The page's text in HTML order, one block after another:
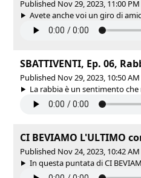
Published Nov 29, 2023, 11:00 PM
Avete anche voi un giro di
SBATTIVENTI, Ep. 06,
Published Nov 29, 2023, 10:50 AM
La rabbia è un sentimento che
CI BEVIAMO L'ULTIMO
Published Nov 24, 2023, 10:42 AM
In questa puntata di CI